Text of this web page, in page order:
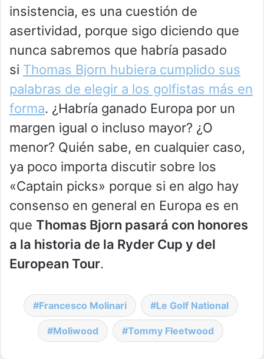
insistencia, es una cuestión de
asertividad, porque sigo diciendo que
nunca sabremos que habría pasado
si Thomas Bjorn hubiera cumplido sus
palabras de elegir a los golfistas más en
forma. ¿Habría ganado Europa por un
margen igual o incluso mayor? ¿O
menor? Quién sabe, en cualquier caso,
ya poco importa discutir sobre los
«Captain picks» porque si en algo hay
consenso en general en Europa es en
que Thomas Bjorn pasará con honores
a la historia de la Ryder Cup y del
European Tour.
Francesco Molinari Le Golf National
Moliwood Tommy Fleetwood